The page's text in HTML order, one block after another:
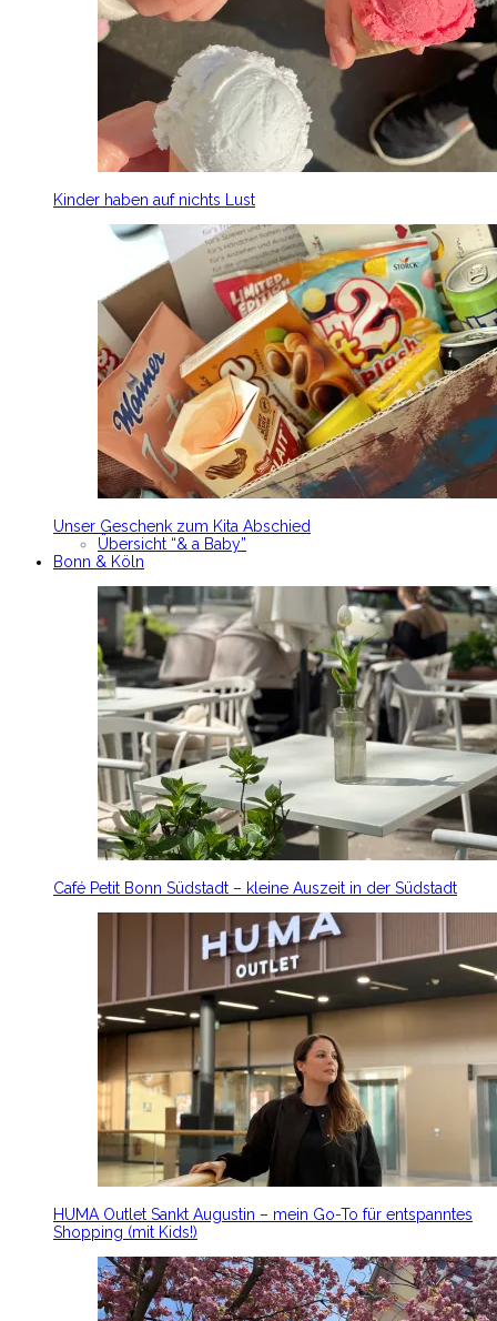
Kinder haben auf nichts Lust
Unser Geschenk zum Kita Abschied
Übersicht “& a Baby”
Bonn & Köln
Café Petit Bonn Südstadt – kleine Auszeit in der Südstadt
HUMA Outlet Sankt Augustin – mein Go-To für entspanntes
Shopping (mit Kids!)